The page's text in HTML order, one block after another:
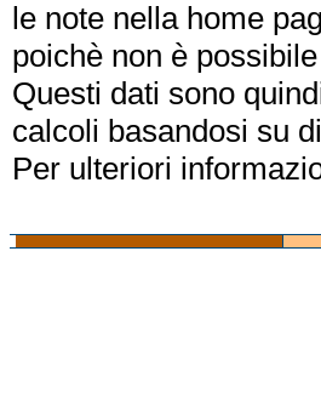
le note nella home
poichè non è
Questi dati sono
calcoli basandosi su
Per ulteriori